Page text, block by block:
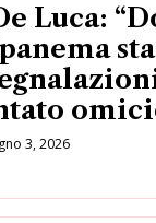
Luca:
3, 2026